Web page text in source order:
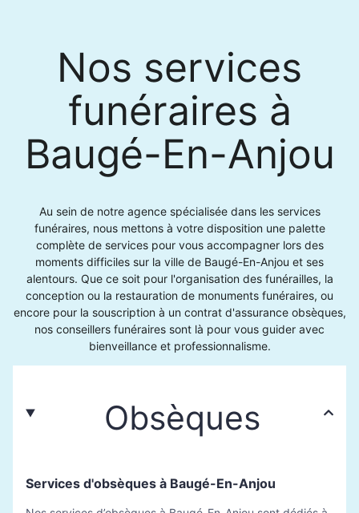
Nos services
funéraires à
Baugé-En-Anjou
Au sein de notre agence spécialisée dans les services
funéraires, nous mettons à votre disposition une palette
complète de services pour vous accompagner lors des
moments difficiles sur la ville de Baugé-En-Anjou et ses
alentours. Que ce soit pour l'organisation des funérailles, la
conception ou la restauration de monuments funéraires, ou
encore pour la souscription à un contrat d'assurance obsèques,
nos conseillers funéraires sont là pour vous guider avec
bienveillance et professionnalisme.
Obsèques
Services d'obsèques à Baugé-En-Anjou